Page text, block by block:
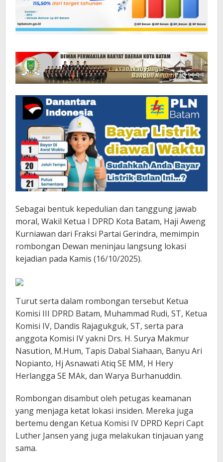
Sebagai bentuk kepedulian dan tanggung jawab
moral, Wakil Ketua I DPRD Kota Batam, Haji Aweng
Kurniawan dari Fraksi Partai Gerindra, memimpin
rombongan Dewan meninjau langsung lokasi
kejadian pada Kamis (16/10/2025).
Turut serta dalam rombongan tersebut Ketua
Komisi III DPRD Batam, Muhammad Rudi, ST, Ketua
Komisi IV, Dandis Rajagukguk, ST, serta para
anggota Komisi IV yakni Drs. H. Surya Makmur
Nasution, M.Hum, Tapis Dabal Siahaan, Banyu Ari
Nopianto, Hj Asnawati Atiq SE MM, H Hery
Herlangga SE MAk, dan Warya Burhanuddin.
Rombongan disambut oleh petugas keamanan
yang menjaga ketat lokasi insiden. Mereka juga
bertemu dengan Ketua Komisi IV DPRD Kepri Capt
Luther Jansen yang juga melakukan tinjauan yang
sama.